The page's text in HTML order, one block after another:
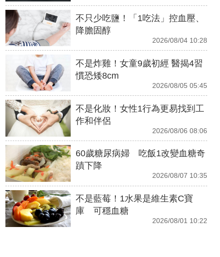
不只少吃鹽！「1吃法」控血壓、
降膽固醇
2026/08/04 10:28
不是炸雞！女童9歲初經 醫揭4習
慣恐矮8cm
2026/08/05 05:45
不是化妝！女性1行為更易找到工
作和伴侶
2026/08/06 08:06
60歲糖尿病婦 吃飯1改變血糖奇
蹟下降
2026/08/07 10:35
不是藍莓！1水果是維生素C寶
庫 可穩血糖
2026/08/01 10:22